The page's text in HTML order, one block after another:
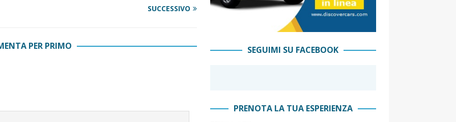
SUCCESSIVO
PER PRIMO SEGUIMI SU FACEBOOK
PRENOTA LA TUA ESPERIENZA